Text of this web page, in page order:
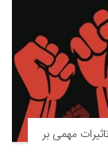
مهمی بر